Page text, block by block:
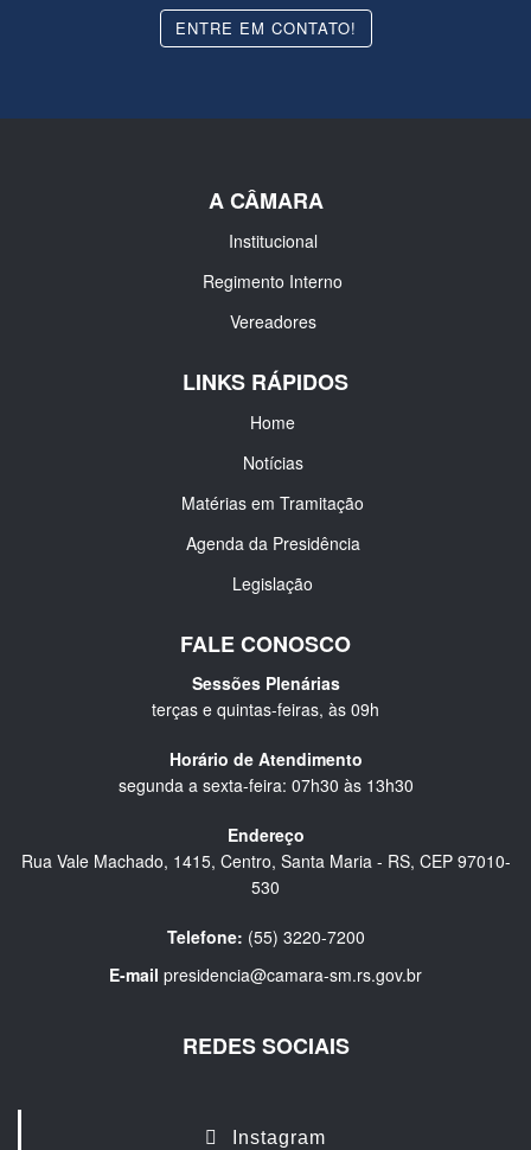
ENTRE EM CONTATO!
A CÂMARA
Institucional
Regimento Interno
Vereadores
LINKS RÁPIDOS
Home
Notícias
Matérias em Tramitação
Agenda da Presidência
Legislação
FALE CONOSCO
Sessões Plenárias
terças e quintas-feiras, às 09h
Horário de Atendimento
segunda a sexta-feira: 07h30 às 13h30
Endereço
Rua Vale Machado, 1415, Centro, Santa Maria - RS, CEP 97010-
530
Telefone: (55) 3220-7200
E-mail presidencia@camara-sm.rs.gov.br
REDES SOCIAIS
Instagram